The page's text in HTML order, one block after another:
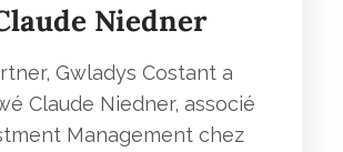
Niedner
Gwladys Costant a
Claude Niedner, associé
Management chez